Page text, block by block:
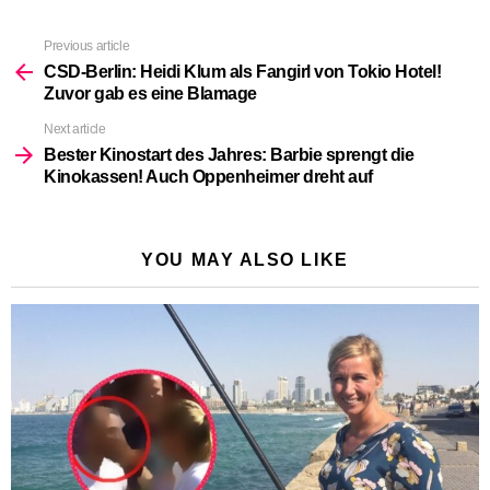
more
Previous article
CSD-Berlin: Heidi Klum als Fangirl von Tokio Hotel!
Zuvor gab es eine Blamage
Next article
Bester Kinostart des Jahres: Barbie sprengt die
Kinokassen! Auch Oppenheimer dreht auf
YOU MAY ALSO LIKE